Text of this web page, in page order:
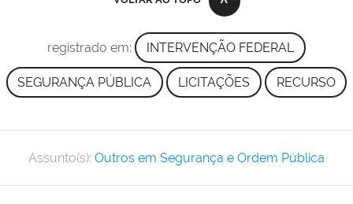
registrado em: INTERVENÇÃO FEDERAL
SEGURANÇA PÚBLICA LICITAÇÕES RECURSO
Assunto(s): Outros em Segurança e Ordem Pública